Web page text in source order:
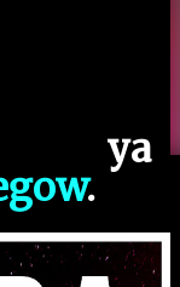
ya
.